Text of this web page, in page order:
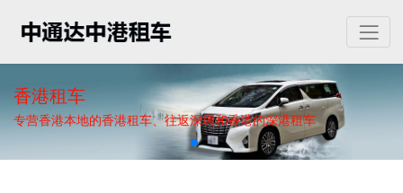
香港租车
专营香港本地的香港租车、往返深圳和香港的深港租车